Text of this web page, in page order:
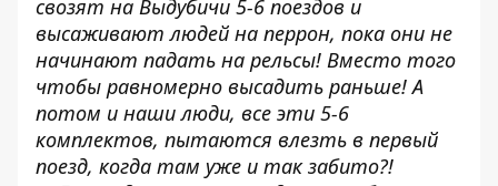
свозят на Выдубичи 5-6 поездов и
высаживают людей на перрон, пока они не
начинают падать на рельсы! Вместо того
чтобы равномерно высадить раньше! А
потом и наши люди, все эти 5-6
комплектов, пытаются влезть в первый
поезд, когда там уже и так забито?!